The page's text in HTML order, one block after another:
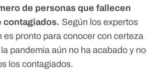
de personas que fallecen
contagiados. Según los expertos
es pronto para conocer con certeza
pandemia aún no ha acabado y no
los contagiados.